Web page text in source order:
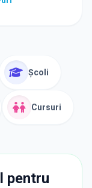
Școli
Cursuri
pentru